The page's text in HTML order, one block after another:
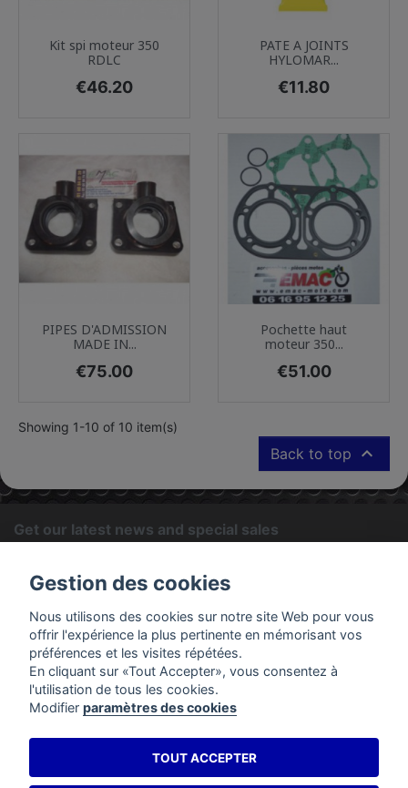
Kit spi moteur 350
RDLC
Price
€46.20
PATE A JOINTS
HYLOMAR...
Price
€11.80
PIPES D'ADMISSION
MADE IN...
Price
€75.00
Pochette haut
moteur 350...
Price
€51.00
Showing 1-10 of 10 item(s)
Back to top 
Get our latest news and special sales
find our contact info in the legal notice.
PRODUCTS
Gestion des cookies
Nous utilisons des cookies sur notre site Web pour vous
offrir l'expérience la plus pertinente en mémorisant vos
préférences et les visites répétées.
En cliquant sur «Tout Accepter», vous consentez à
l'utilisation de tous les cookies.
Modifier paramètres des cookies
TOUT ACCEPTER